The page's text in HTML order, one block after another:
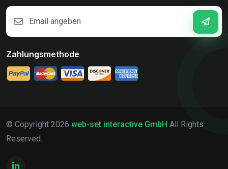
Zahlungsmethode
© Copyright 2026 web-set interactive GmbH All Rights
Reserved.